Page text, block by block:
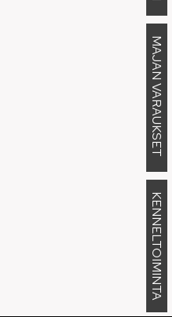
MAJAN VARAUKSET
KENNELTOIMINTA